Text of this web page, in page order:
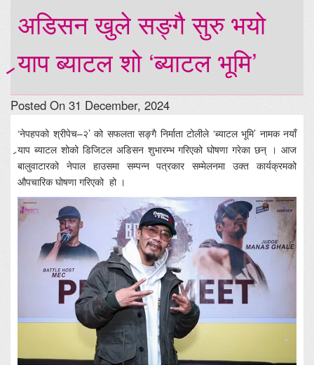
अडिसन खुले सङ्गै सुरु भयो
र्‍याप ब्याटल शो ‘ब्याटल भूमि’
Posted On 31 December, 2024
‘नेपहपको श्रीपेच–२’ को सफलता सङ्गै निर्माता टोलीले ‘ब्याटल भूमि’ नामक नयाँ
र्‍याप ब्याटल शोको डिजिटल अडिसन शुभारम्भ गरिएको घोषणा गरेका छन् । आज
बालुवाटारको नेपाल हाउसमा सम्पन्न पत्रकार सम्मेलनमा उक्त कार्यक्रमको
औपचारिक घोषणा गरिएको हो ।